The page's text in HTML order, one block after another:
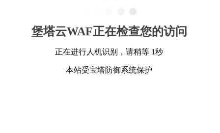
堡塔云WAF正在检查您的访问
正在进行人机识别，请稍等 1秒
本站受宝塔防御系统保护